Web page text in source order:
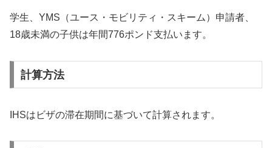
学生、YMS（ユース・モビリティ・スキーム）申請者、
18歳未満の子供は年間776ポンド支払います。
計算方法
IHSはビザの滞在期間に基づいて計算されます。